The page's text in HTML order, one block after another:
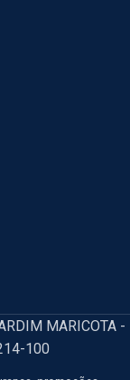
MARICOTA -
100